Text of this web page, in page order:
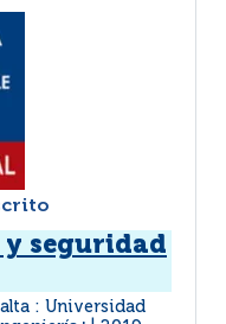
y seguridad
: Universidad